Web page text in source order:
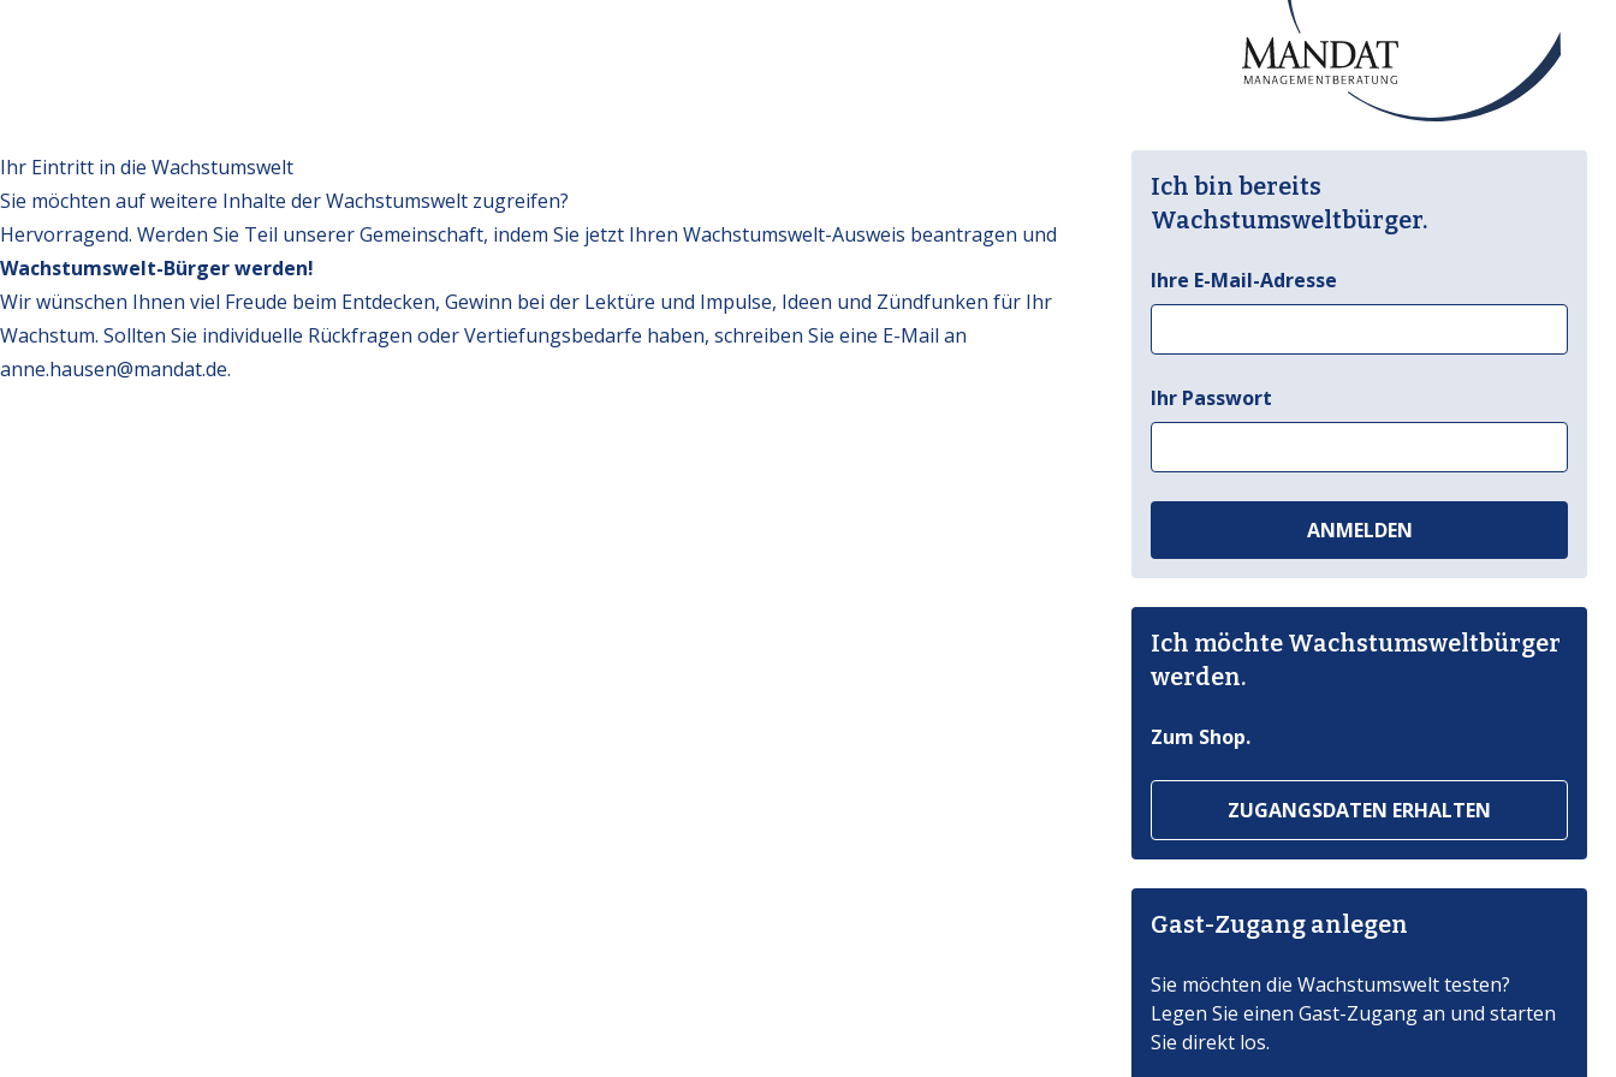
Ihr Eintritt in die Wachstumswelt
Sie möchten auf weitere Inhalte der Wachstumswelt zugreifen?
Hervorragend. Werden Sie Teil unserer Gemeinschaft, indem Sie jetzt Ihren Wachstumswelt-Ausweis beantragen und
Wachstumswelt-Bürger werden!
Wir wünschen Ihnen viel Freude beim Entdecken, Gewinn bei der Lektüre und Impulse, Ideen und Zündfunken für Ihr
Wachstum. Sollten Sie individuelle Rückfragen oder Vertiefungsbedarfe haben, schreiben Sie eine E-Mail an
anne.hausen@mandat.de.
Ich bin bereits
Wachstumsweltbürger.
Ihre E-Mail-Adresse
Ihr Passwort
ANMELDEN
Ich möchte Wachstumsweltbürger
werden.
Zum Shop.
ZUGANGSDATEN ERHALTEN
Gast-Zugang anlegen
Sie möchten die Wachstumswelt testen?
Legen Sie einen Gast-Zugang an und starten
Sie direkt los.